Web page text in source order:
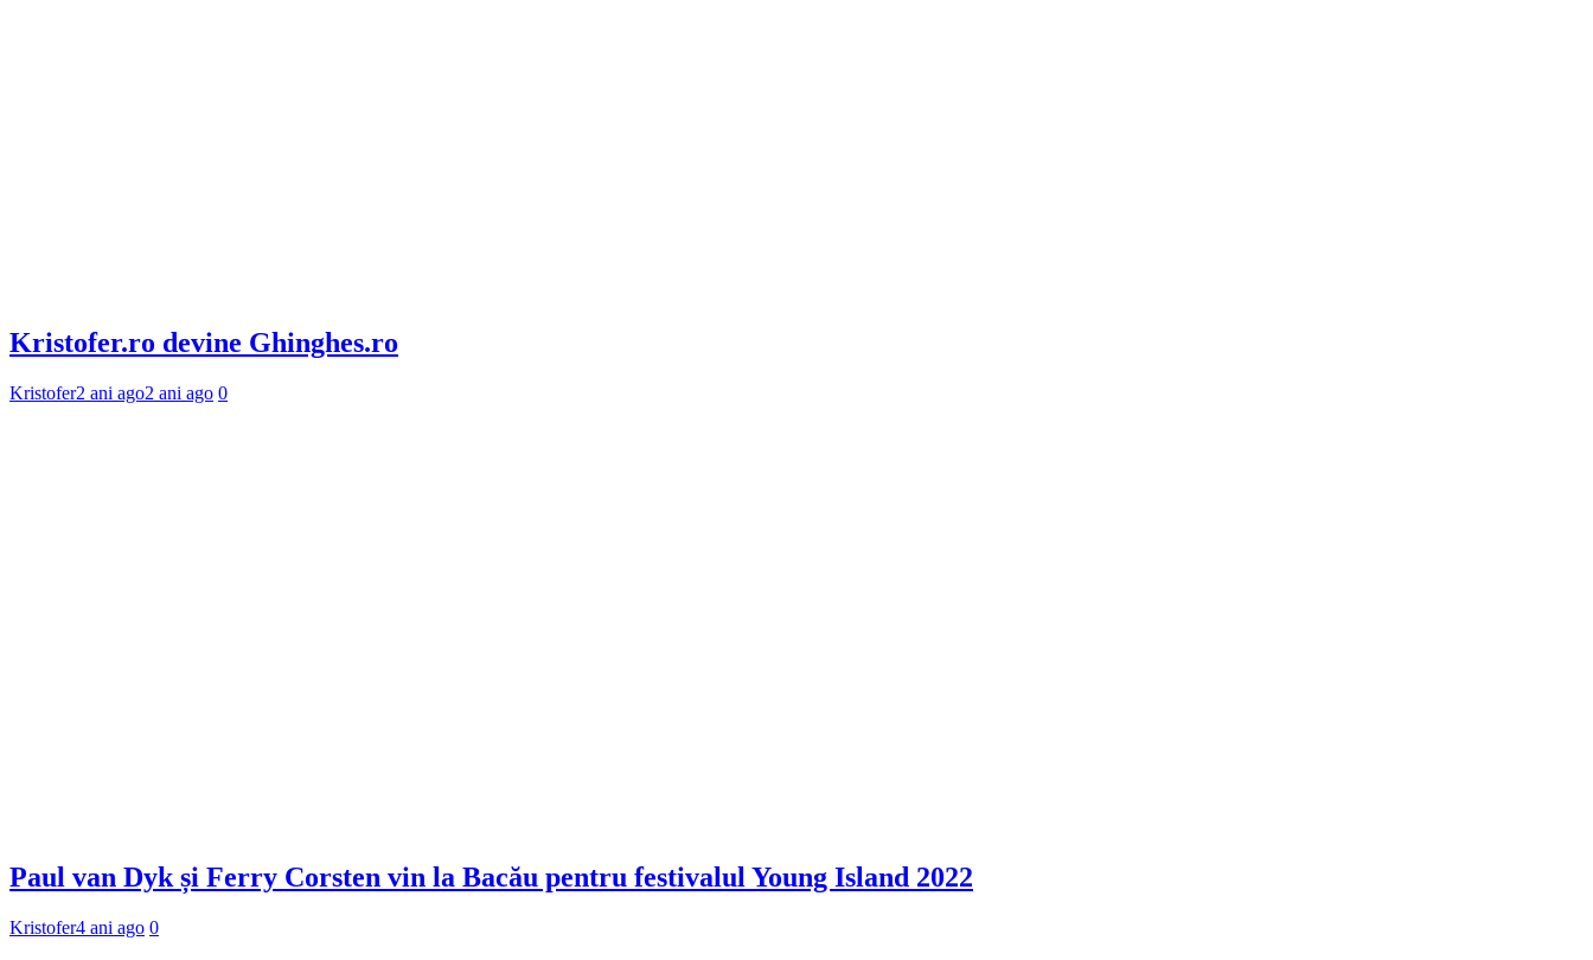
Kristofer.ro devine Ghinghes.ro
Kristofer2 ani ago2 ani ago 0
Paul van Dyk și Ferry Corsten vin la Bacău pentru festivalul Young Island 2022
Kristofer4 ani ago 0